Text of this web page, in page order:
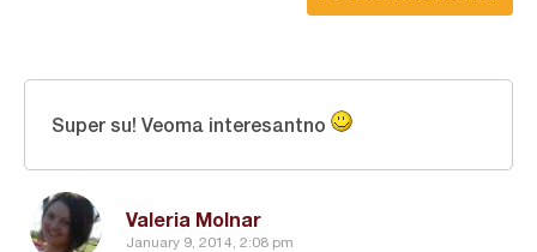
Valeria Molnar
January 9, 2014, 2:08 pm
Super su! Veoma interesantno